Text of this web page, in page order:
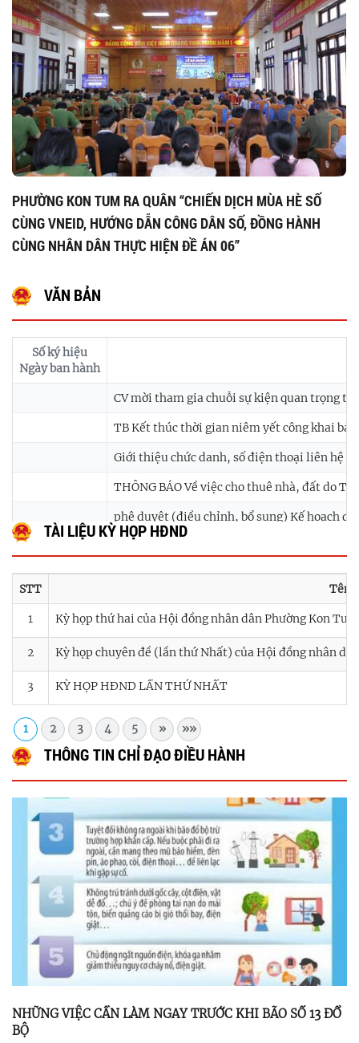
PHƯỜNG KON TUM RA QUÂN “CHIẾN DỊCH MÙA HÈ SỐ
CÙNG VNEID, HƯỚNG DẪN CÔNG DÂN SỐ, ĐỒNG HÀNH
CÙNG NHÂN DÂN THỰC HIỆN ĐỀ ÁN 06”
VĂN BẢN
Số ký hiệu
Ngày ban hành
CV mời tham gia chuỗi sự kiện quan trọng
TB Kết thúc thời gian niêm yết công khai
Giới thiệu chức danh, số điện thoại liên hệ
THÔNG BÁO Về việc cho thuê nhà, đất do
phê duyệt (điều chỉnh, bổ sung) Kế hoạch
TÀI LIỆU KỲ HỌP HĐND
STT Tên
1 Kỳ họp thứ hai của Hội đồng nhân dân Phường Kon
2 Kỳ họp chuyên đề (lần thứ Nhất) của Hội đồng nhân
3 KỲ HỌP HĐND LẦN THỨ NHẤT
1 2 3 4 5 » »»
THÔNG TIN CHỈ ĐẠO ĐIỀU HÀNH
NHỮNG VIỆC CẦN LÀM NGAY TRƯỚC KHI BÃO SỐ 13 ĐỔ
BỘ